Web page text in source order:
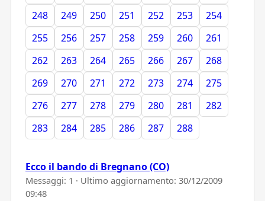
248
249 250 251 252 253
254
255
256 257 258 259 260
261
262
263 264 265 266 267
268
269
270 271 272 273 274
275
276
277 278 279 280 281
282
283
284 285 286 287 288
Ecco il bando di Bregnano (CO)
Messaggi: 1 · Ultimo aggiornamento: 30/12/2009
09:48